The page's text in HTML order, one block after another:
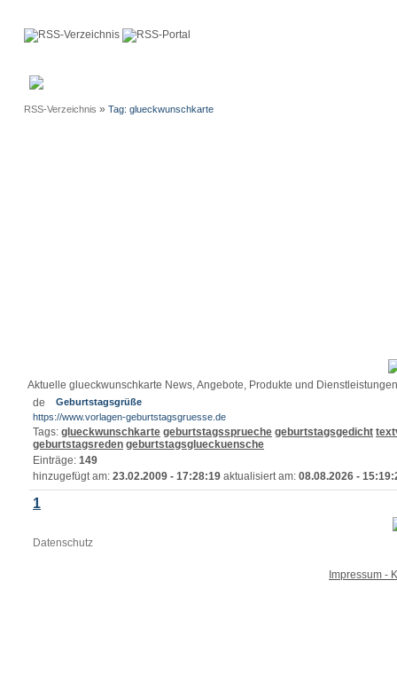
RSS-Verzeichnis » Tag: glueckwunschkarte
Aktuelle glueckwunschkarte News, Angebote, Produkte und Dienstleistungen
Geburtstagsgrüße
https://www.vorlagen-geburtstagsgruesse.de
Tags: glueckwunschkarte geburtstagssprueche geburtstagsgedicht
geburtstagsreden geburtstagsglueckuensche
Einträge: 149
hinzugefügt am: 23.02.2009 - 17:28:19 aktualisiert am: 08.08.2026 -
1
Datenschutz
Impressum -